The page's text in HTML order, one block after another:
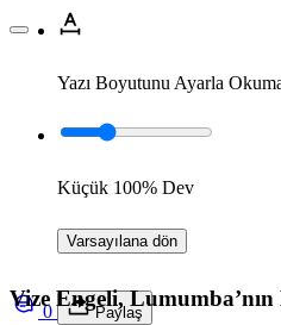
Yazı Boyutunu Ayarla
Küçük 100% Dev
Varsayılana dön
0 Paylaş
Vize Engeli, Lumumba’nın